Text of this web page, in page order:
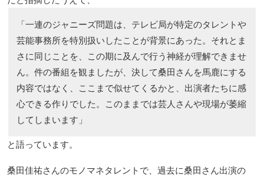
「一連のジャニーズ問題は、テレビ局が特定のタレントや
芸能事務所を特別扱いしたことが背景にあった。それとま
さに同じことを、この期に及んで行う神経が理解できませ
ん。件の番組を観ましたが、決して桑田さんを馬鹿にする
内容ではなく、ここまで似せてくるかと、出演者たちに感
心できる作りでした。このままでは芸人さんや現場が萎縮
してしまいます」
と語っています。
桑田佳祐さんのモノマネタレントで、過去に桑田さん出演の